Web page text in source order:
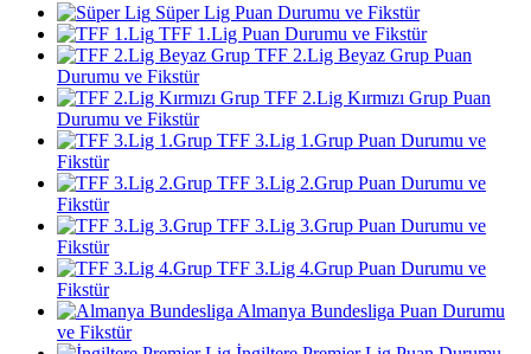
Süper Lig Puan Durumu ve Fikstür
TFF 1.Lig Puan Durumu ve Fikstür
TFF 2.Lig Beyaz Grup Puan
Durumu ve Fikstür
TFF 2.Lig Kırmızı Grup Puan
Durumu ve Fikstür
TFF 3.Lig 1.Grup Puan Durumu ve
Fikstür
TFF 3.Lig 2.Grup Puan Durumu ve
Fikstür
TFF 3.Lig 3.Grup Puan Durumu ve
Fikstür
TFF 3.Lig 4.Grup Puan Durumu ve
Fikstür
Almanya Bundesliga Puan Durumu
ve Fikstür